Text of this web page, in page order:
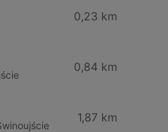
0,23 km
0,84 km
1,87 km